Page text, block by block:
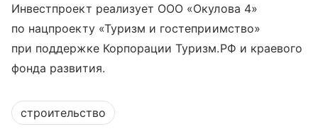
Инвестпроект реализует ООО «Окулова 4»
по нацпроекту «Туризм и гостеприимство»
при поддержке Корпорации Туризм.РФ и краевого
фонда развития.
строительство